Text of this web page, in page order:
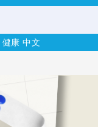
健康 中文